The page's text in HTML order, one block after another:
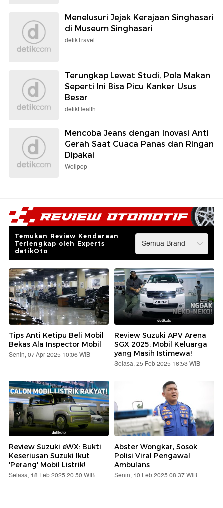
Menelusuri Jejak Kerajaan Singhasari
di Museum Singhasari
detikTravel
Terungkap Lewat Studi, Pola Makan
Seperti Ini Bisa Picu Kanker Usus
Besar
detikHealth
Mencoba Jeans dengan Inovasi Anti
Gerah Saat Cuaca Panas dan Ringan
Dipakai
Wolipop
Temukan Review Kendaraan
Terlengkap oleh Experts
detikOto
Tips Anti Ketipu Beli Mobil
Bekas Ala Inspector Mobil
Senin, 07 Apr 2025 10:06 WIB
Review Suzuki APV Arena
SGX 2025: Mobil Keluarga
yang Masih Istimewa!
Selasa, 25 Feb 2025 16:53 WIB
Review Suzuki eWX: Bukti
Keseriusan Suzuki Ikut
'Perang' Mobil Listrik!
Selasa, 18 Feb 2025 20:50 WIB
Abster Wongkar, Sosok
Polisi Viral Pengawal
Ambulans
Senin, 10 Feb 2025 08:37 WIB